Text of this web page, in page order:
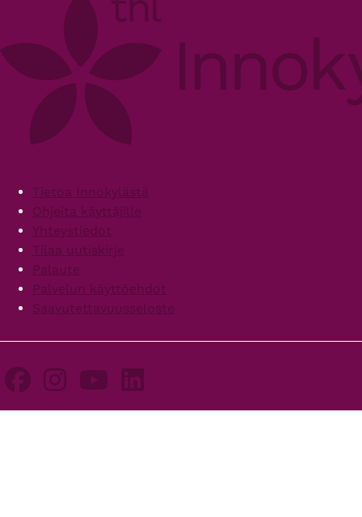
FooterTietoa Innokylästä
Ohjeita käyttäjille
Yhteystiedot
Tilaa uutiskirje
Palaute
Palvelun käyttöehdot
Saavutettavuusseloste